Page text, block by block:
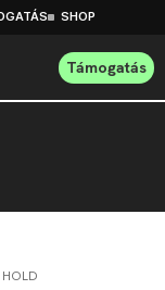
SHOP
Támogatás